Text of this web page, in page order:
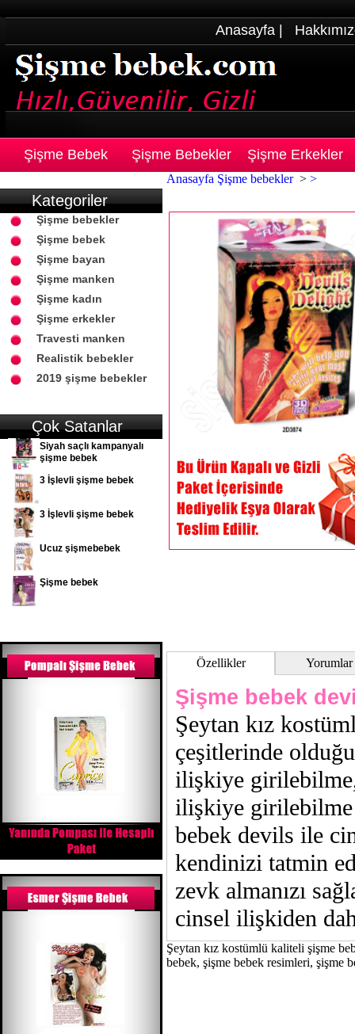
Anasayfa
Şişme Bebek Şişme Bebekler Şişme Erkekler
Kategoriler
Şişme bebekler
Şişme bebek
Şişme bayan
Şişme manken
Şişme kadın
Şişme erkekler
Travesti manken
Realistik bebekler
2019 şişme bebekler
Çok Satanlar
Siyah saçlı kampanyalı
şişme bebek
3 İşlevli şişme bebek
3 İşlevli şişme bebek
Ucuz şişmebebek
Şişme bebek
Anasayfa Şişme bebekler> >
Özellikler Yorumlar
Şişme bebek
Şeytan kız
çeşitlerinde
ilişkiye
ilişkiye girilebilme
bebek devils ile
kendinizi tatmin
zevk almanızı
cinsel ilişkiden
Şeytan kız kostümlü kaliteli şişme
bebek, şişme bebek resimleri, şişme